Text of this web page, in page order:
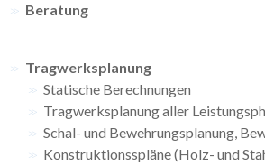
Beratung
Tragwerksplanung
Statische Berechnungen
Tragwerksplanung aller
Schal- und Bewehrungsplanung,
Konstruktionsspläne (Holz- und